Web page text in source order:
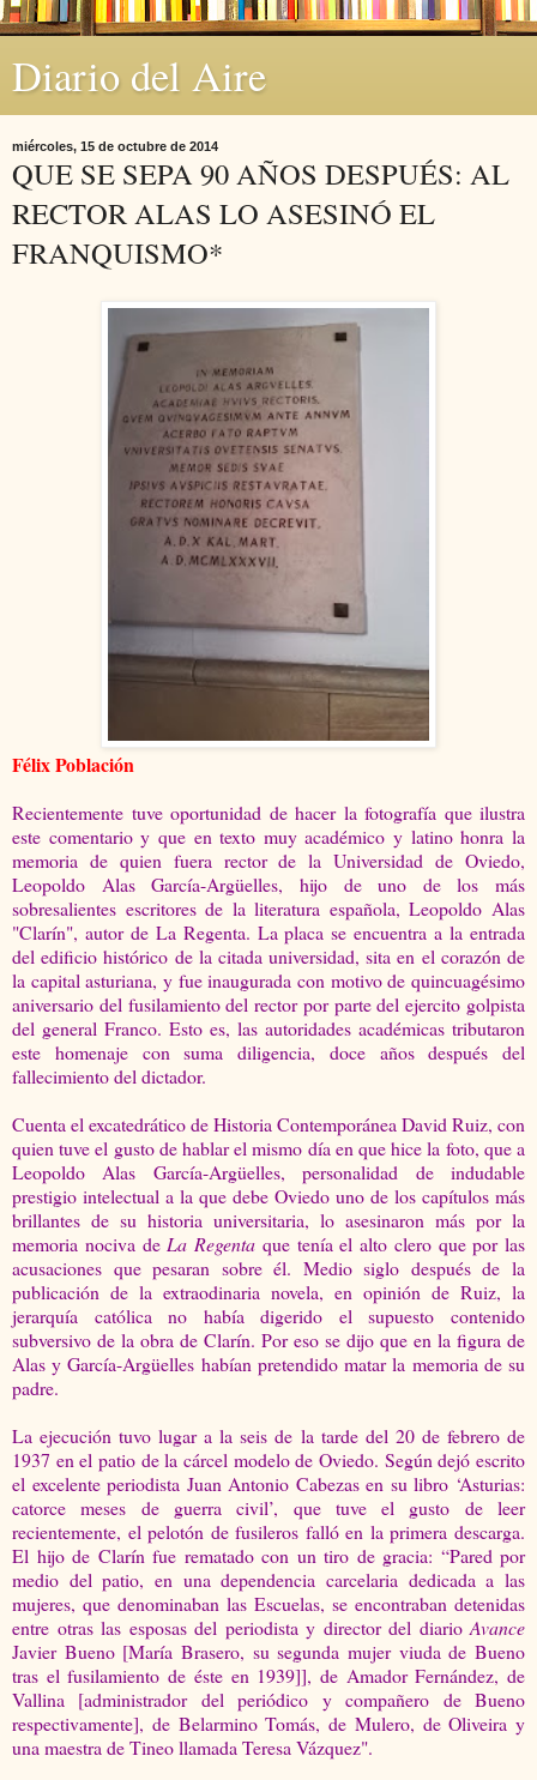
Diario del Aire
miércoles, 15 de octubre de 2014
QUE SE SEPA 90 AÑOS DESPUÉS: AL
RECTOR ALAS LO ASESINÓ EL
FRANQUISMO*
Félix Población
Recientemente tuve oportunidad de hacer la fotografía que ilustra
este comentario y que en texto muy académico y latino honra la
memoria de quien fuera rector de la Universidad de Oviedo,
Leopoldo Alas García-Argüelles, hijo de uno de los más
sobresalientes escritores de la literatura española, Leopoldo Alas
"Clarín", autor de La Regenta. La placa se encuentra a la entrada
del edificio histórico de la citada universidad, sita en el corazón de
la capital asturiana, y fue inaugurada con motivo de quincuagésimo
aniversario del fusilamiento del rector por parte del ejercito golpista
del general Franco. Esto es, las autoridades académicas tributaron
este homenaje con suma diligencia, doce años después del
fallecimiento del dictador.
Cuenta el excatedrático de Historia Contemporánea David Ruiz, con
quien tuve el gusto de hablar el mismo día en que hice la foto, que a
Leopoldo Alas García-Argüelles, personalidad de indudable
prestigio intelectual a la que debe Oviedo uno de los capítulos más
brillantes de su historia universitaria, lo asesinaron más por la
memoria nociva de La Regenta que tenía el alto clero que por las
acusaciones que pesaran sobre él. Medio siglo después de la
publicación de la extraodinaria novela, en opinión de Ruiz, la
jerarquía católica no había digerido el supuesto contenido
subversivo de la obra de Clarín. Por eso se dijo que en la figura de
Alas y García-Argüelles habían pretendido matar la memoria de su
padre.
La ejecución tuvo lugar a la seis de la tarde del 20 de febrero de
1937 en el patio de la cárcel modelo de Oviedo. Según dejó escrito
el excelente periodista Juan Antonio Cabezas en su libro ‘Asturias:
catorce meses de guerra civil’, que tuve el gusto de leer
recientemente, el pelotón de fusileros falló en la primera descarga.
El hijo de Clarín fue rematado con un tiro de gracia: “Pared por
medio del patio, en una dependencia carcelaria dedicada a las
mujeres, que denominaban las Escuelas, se encontraban detenidas
entre otras las esposas del periodista y director del diario Avance
Javier Bueno [María Brasero, su segunda mujer viuda de Bueno
tras el fusilamiento de éste en 1939]], de Amador Fernández, de
Vallina [administrador del periódico y compañero de Bueno
respectivamente], de Belarmino Tomás, de Mulero, de Oliveira y
una maestra de Tineo llamada Teresa Vázquez".